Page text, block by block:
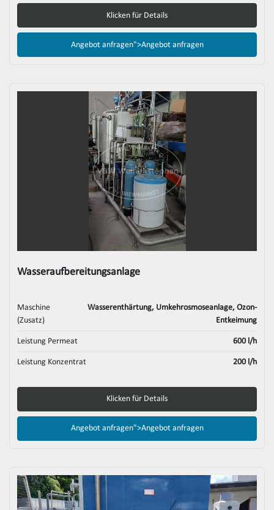
Klicken für Details
Angebot anfragen">Angebot anfragen
Wasseraufbereitungsanlage
Maschine
(Zusatz)
Wasserenthärtung, Umkehrosmoseanlage, Ozon-
Entkeimung
Leistung Permeat 600 l/h
Leistung Konzentrat 200 l/h
Klicken für Details
Angebot anfragen">Angebot anfragen